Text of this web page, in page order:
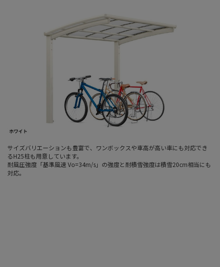
サイズバリエーションも豊富で、ワンボックスや車高が高い車にも対応でき
るH25柱も用意しています。
耐風圧強度「基準風速 Vo=34m/s」の強度と耐積雪強度は積雪20cm相当にも
対応。